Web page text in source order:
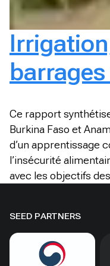
Ce rapport
Burkina Faso et
d’un apprentissage
l’insécurité
avec les objectifs
SEED PARTNERS